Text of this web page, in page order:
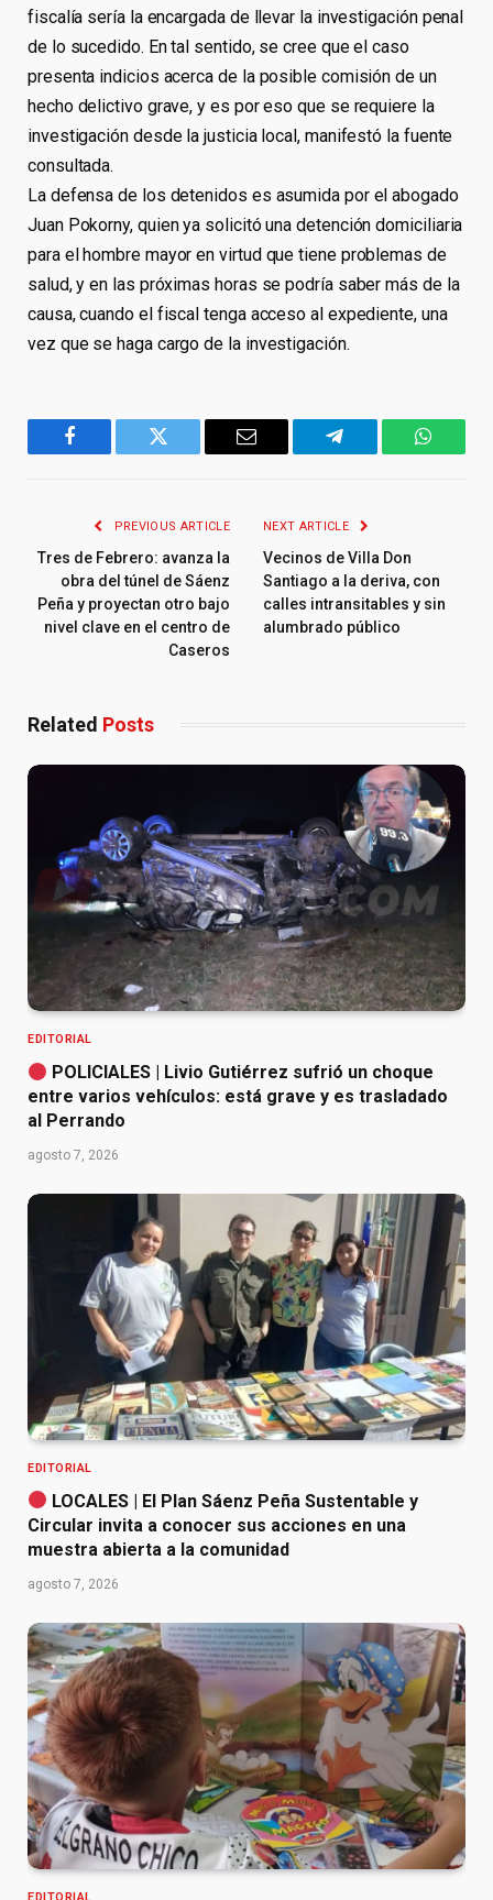
fiscalía sería la encargada de llevar la investigación penal
de lo sucedido. En tal sentido, se cree que el caso
presenta indicios acerca de la posible comisión de un
hecho delictivo grave, y es por eso que se requiere la
investigación desde la justicia local, manifestó la fuente
consultada.
La defensa de los detenidos es asumida por el abogado
Juan Pokorny, quien ya solicitó una detención domiciliaria
para el hombre mayor en virtud que tiene problemas de
salud, y en las próximas horas se podría saber más de la
causa, cuando el fiscal tenga acceso al expediente, una
vez que se haga cargo de la investigación.
Facebook Twitter Email Telegram
PREVIOUS ARTICLE
Tres de Febrero: avanza la
obra del túnel de Sáenz
Peña y proyectan otro bajo
nivel clave en el centro de
Caseros
NEXT ARTICLE
Vecinos de Villa Don
Santiago a la deriva, con
calles intransitables y sin
alumbrado público
Related Posts
EDITORIAL
POLICIALES | Livio Gutiérrez sufrió un choque
entre varios vehículos: está grave y es trasladado
al Perrando
agosto 7, 2026
EDITORIAL
LOCALES | El Plan Sáenz Peña Sustentable y
Circular invita a conocer sus acciones en una
muestra abierta a la comunidad
agosto 7, 2026
EDITORIAL